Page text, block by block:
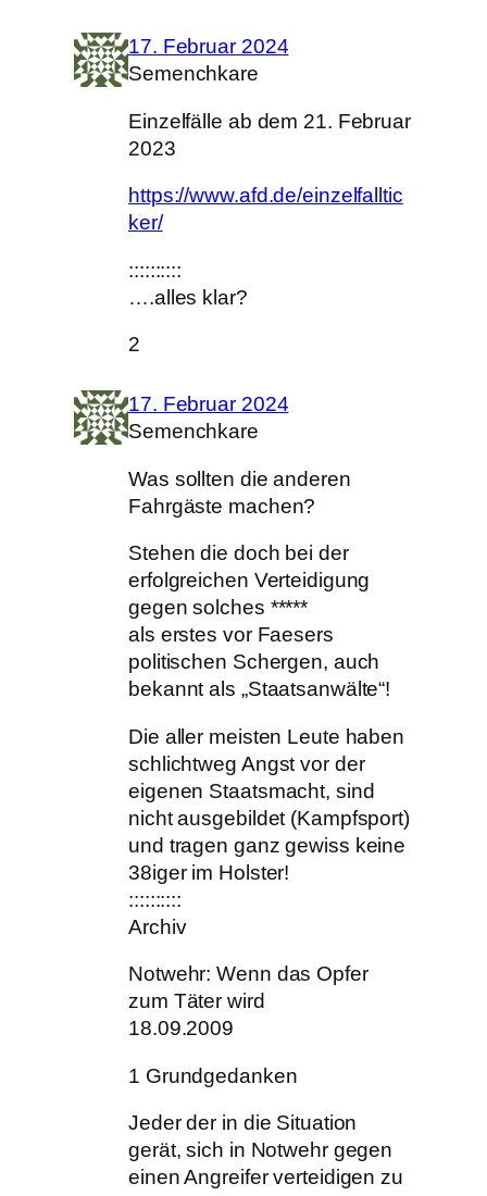
17. Februar 2024
Semenchkare
Einzelfälle ab dem 21. Februar
2023
https://www.afd.de/einzelfalltic
ker/
::::::::::
….alles klar?
2
17. Februar 2024
Semenchkare
Was sollten die anderen
Fahrgäste machen?
Stehen die doch bei der
erfolgreichen Verteidigung
gegen solches *****
als erstes vor Faesers
politischen Schergen, auch
bekannt als „Staatsanwälte“!
Die aller meisten Leute haben
schlichtweg Angst vor der
eigenen Staatsmacht, sind
nicht ausgebildet (Kampfsport)
und tragen ganz gewiss keine
38iger im Holster!
::::::::::
Archiv
Notwehr: Wenn das Opfer
zum Täter wird
18.09.2009
1 Grundgedanken
Jeder der in die Situation
gerät, sich in Notwehr gegen
einen Angreifer verteidigen zu